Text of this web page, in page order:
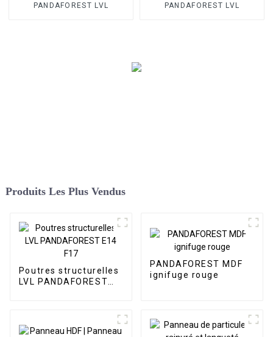
PANDAFOREST LVL
PANDAFOREST LVL
Produits Les Plus Vendus
Poutres structurelles
LVL PANDAFOREST
PANDAFOREST MDF
ignifuge rouge